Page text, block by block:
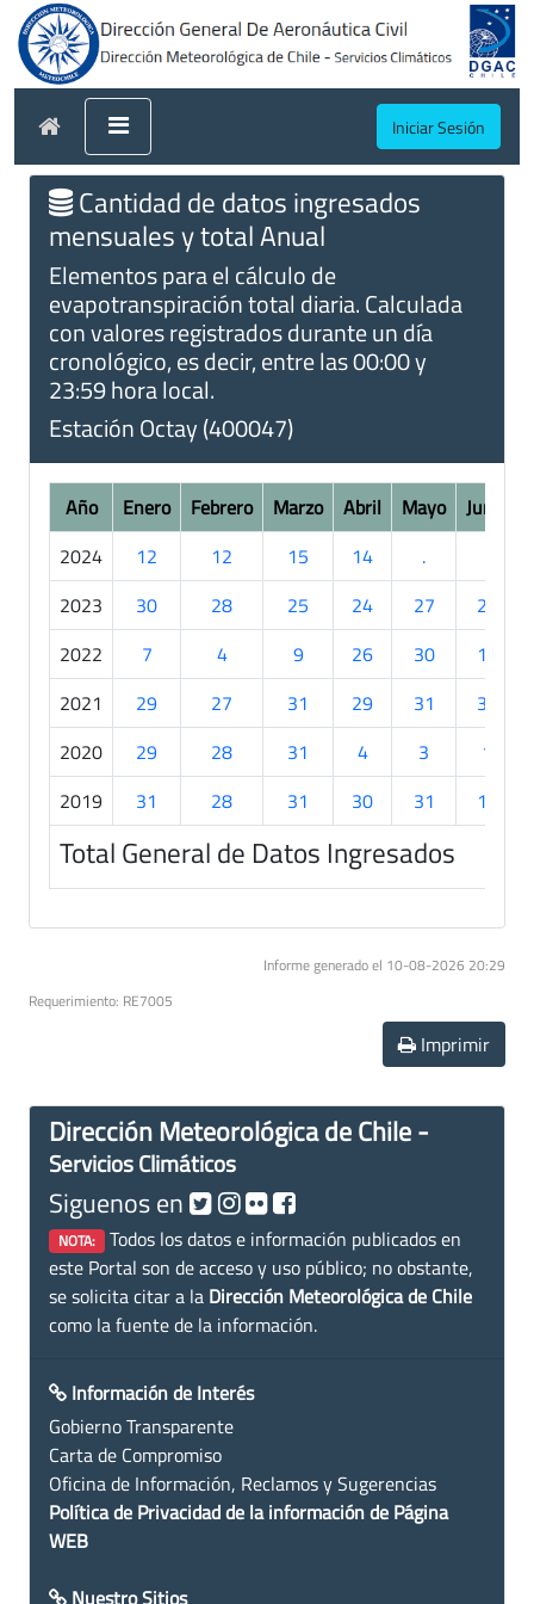
Iniciar Sesión
Cantidad de datos ingresados
mensuales y total Anual
Elementos para el cálculo de
evapotranspiración total diaria. Calculada
con valores registrados durante un día
cronológico, es decir, entre las 00:00 y
23:59 hora local.
Estación Octay (400047)
Año Enero Febrero Marzo Abril Mayo Junio
2024
12 12 15 14 .
2023
30 28 25 24 27
28
2022
7 4 9 26 30
15
2021
29 27 31 29 31
30
2020
29 28 31 4 3
1
2019
31 28 31 30 31 10
Total General de Datos Ingresados
Informe generado el 10-08-2026 20:29
Requerimiento: RE7005
Imprimir
Dirección Meteorológica de Chile -
Servicios Climáticos
Siguenos en
NOTA: Todos los datos e información publicados en
este Portal son de acceso y uso público; no obstante,
se solicita citar a la Dirección Meteorológica de Chile
como la fuente de la información.
Información de Interés
Gobierno Transparente
Carta de Compromiso
Oficina de Información, Reclamos y Sugerencias
Política de Privacidad de la información de Página
WEB
Nuestro Sitios